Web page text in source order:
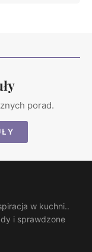
porad.
w kuchni..
i sprawdzone